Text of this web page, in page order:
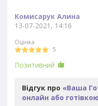
Комисарук Алина
13-07-2021, 14:16
Оцінка
5
Позитивний
Відгук про «Ваша
онлайн або